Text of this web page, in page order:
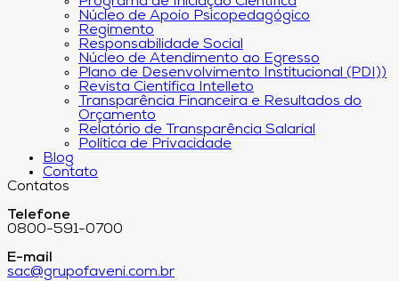
Núcleo de Apoio Psicopedagógico
Regimento
Responsabilidade Social
Núcleo de Atendimento ao Egresso
Plano de Desenvolvimento Institucional (PDI))
Revista Científica Intelleto
Transparência Financeira e Resultados do
Orçamento
Relatório de Transparência Salarial
Política de Privacidade
Blog
Contato
Contatos
Telefone
0800-591-0700
E-mail
sac@grupofaveni.com.br